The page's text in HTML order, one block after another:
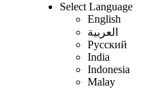
Select Language
English
العربية
Русский
India
Indonesia
Malay